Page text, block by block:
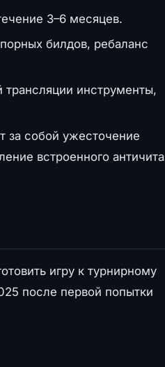
3–6 месяцев.
билдов, ребаланс
инструменты,
за собой ужесточение
встроенного античита
игру к турнирному
после первой попытки